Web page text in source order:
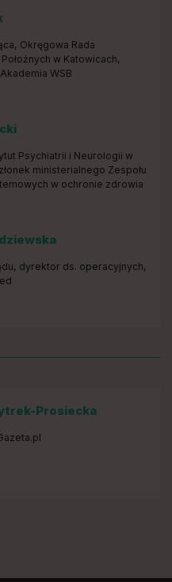
Okręgowa Rada
w Katowicach,
WSB
Psychiatrii i Neurologii w
ministerialnego Zespołu
w ochronie zdrowia
dyrektor ds. operacyjnych,
Prosiecka